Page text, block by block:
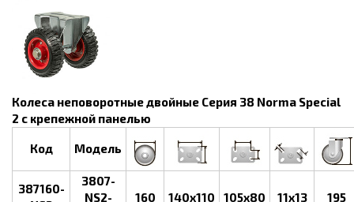
Колеса неповоротные двойные Серия 38 Norma Special
2 с крепежной панелью
Код Модель
387160-
3807-
NS2-
160 140х110 105х80 11х13 195